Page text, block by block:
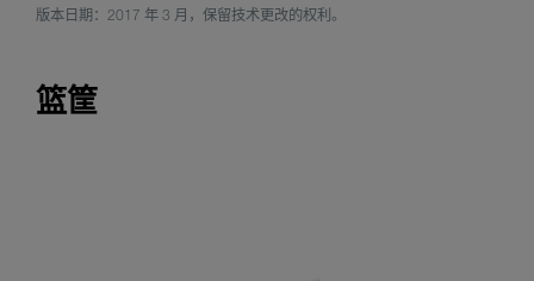
版本日期：2017 年 3 月，保留技术更改的权利。
篮筐